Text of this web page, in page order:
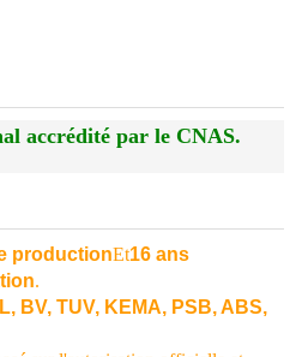
accrédité par le CNAS.
productionEt16 ans
.
BV, TUV, KEMA, PSB, ABS,